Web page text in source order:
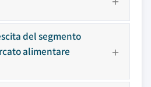
del segmento
alimentare